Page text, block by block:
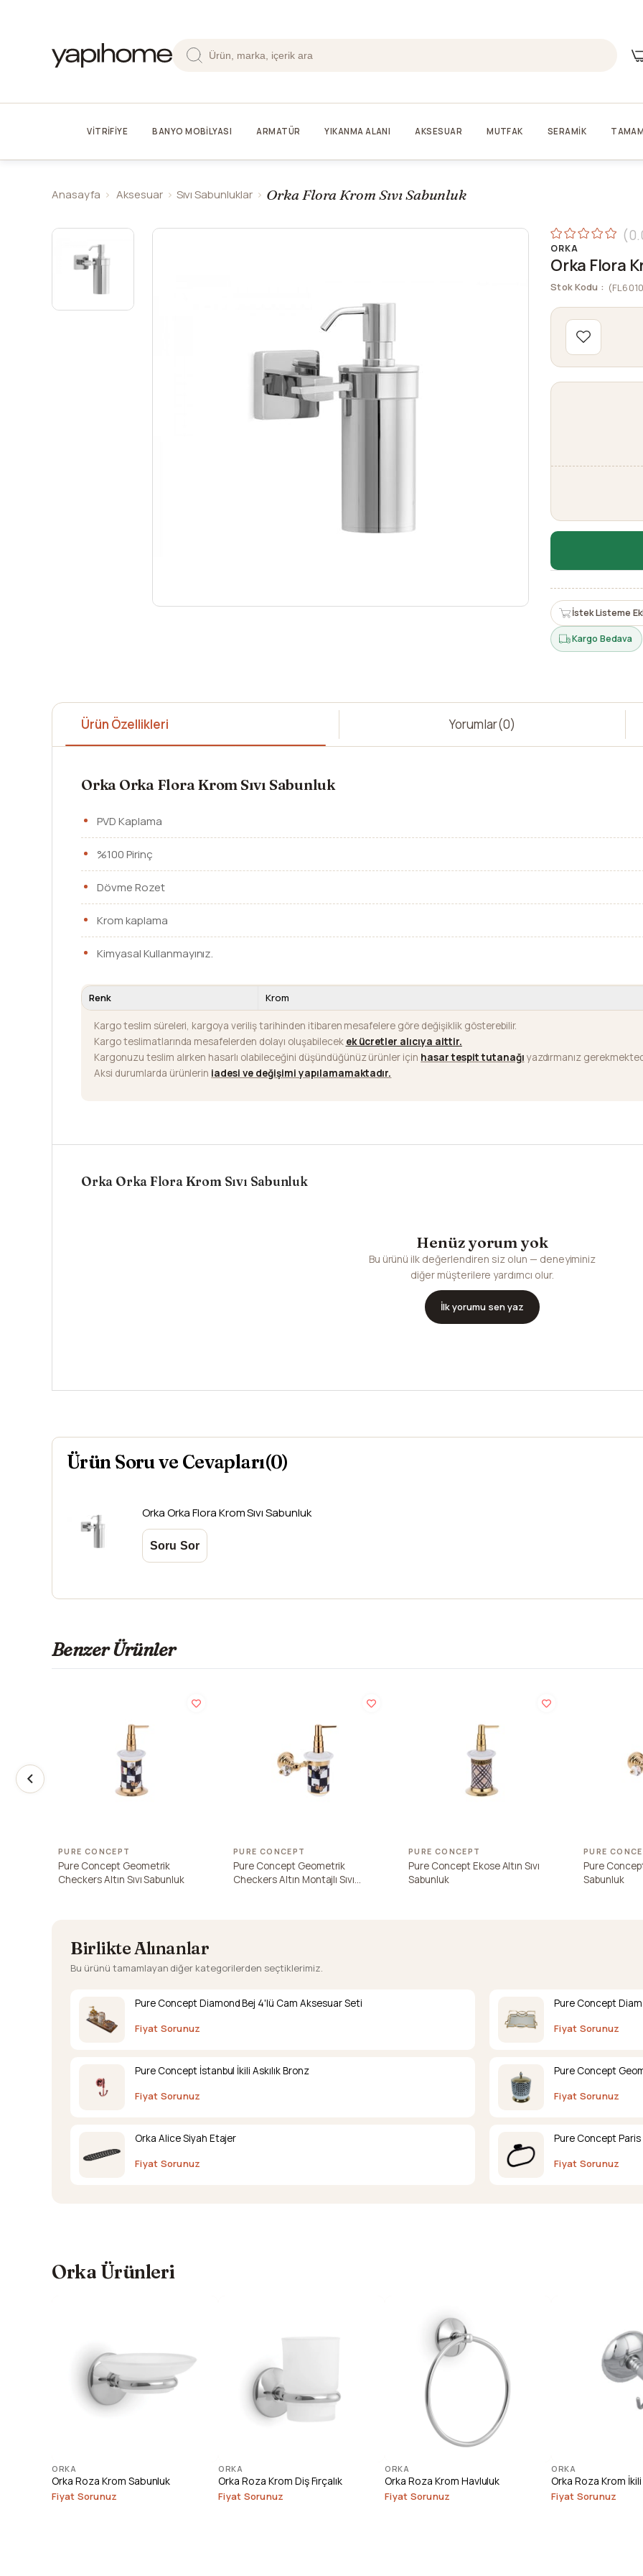
VİTRİFİYE BANYO MOBİLYASI ARMATÜR YIKANMA ALANI AKSESUAR MUTFAK SERAMİK
Anasayfa Aksesuar Sıvı Sabunluklar Orka Flora Krom Sıvı Sabunluk
ORKA
Orka Flora
Stok Kodu
İstek Listeme
Kargo Bedava
Ürün Özellikleri Yorumlar(0)
Orka Orka Flora Krom Sıvı Sabunluk
PVD Kaplama
%100 Pirinç
Dövme Rozet
Krom kaplama
Kimyasal Kullanmayınız.
Renk Krom
Kargo teslim süreleri, kargoya veriliş tarihinden itibaren mesafelere göre değişiklik gösterebilir.
Kargo teslimatlarında mesafelerden dolayı oluşabilecek ek ücretler alıcıya aittir.
Kargonuzu teslim alırken hasarlı olabileceğini düşündüğünüz ürünler için hasar tespit tutanağı yazdırmanız
Aksi durumlarda ürünlerin iadesi ve değişimi yapılamamaktadır.
Orka Orka Flora Krom Sıvı Sabunluk
Henüz yorum yok
Bu ürünü ilk değerlendiren siz olun — deneyiminiz
diğer müşterilere yardımcı olur.
İlk yorumu sen yaz
Ürün Soru ve Cevapları(0)
OrkaOrka Flora Krom Sıvı Sabunluk
Benzer Ürünler
PURE CONCEPT
Pure Concept Geometrik
Checkers Altın Sıvı Sabunluk
PURE CONCEPT
Pure Concept Geometrik
Checkers Altın Montajlı Sıvı
PURE CONCEPT
Pure Concept Ekose Altın Sıvı
Sabunluk
PURE
Pure
Sabunluk
Birlikte Alınanlar
Bu ürünü tamamlayan diğer kategorilerden seçtiklerimiz.
Pure Concept Diamond Bej 4'lü Cam Aksesuar Seti
Fiyat Sorunuz
Pure Concept
Fiyat Sorunuz
Pure Concept İstanbul İkili Askılık Bronz
Fiyat Sorunuz
Pure Concept
Fiyat Sorunuz
Orka Alice Siyah Etajer
Fiyat Sorunuz
Pure Concept Paris
Fiyat Sorunuz
Orka Ürünleri
ORKA
Orka Roza Krom Sabunluk
Fiyat Sorunuz
ORKA
Orka Roza Krom Diş Fırçalık
Fiyat Sorunuz
ORKA
Orka Roza Krom Havluluk
Fiyat Sorunuz
ORKA
Orka Roza Krom İkili
Fiyat Sorunuz